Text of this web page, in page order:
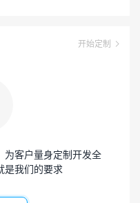
开始定制 
为客户量身定制开发全
是我们的要求